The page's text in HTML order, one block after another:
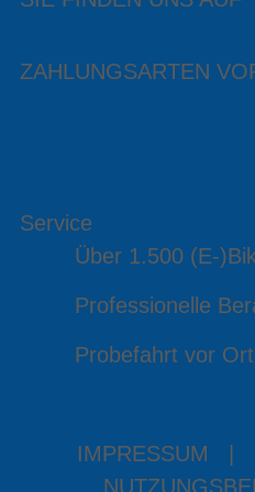
ZAHLUNGSARTEN
Service
Über 1.500 (E-
Professionelle
Probefahrt vor Ort
IMPRESSUM